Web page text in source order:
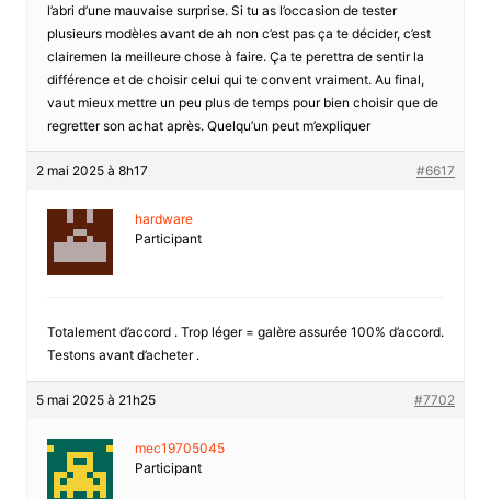
l’abri d’une mauvaise surprise. Si tu as l’occasion de tester
plusieurs modèles avant de ah non c’est pas ça te décider, c’est
clairemen la meilleure chose à faire. Ça te perettra de sentir la
différence et de choisir celui qui te convent vraiment. Au final,
vaut mieux mettre un peu plus de temps pour bien choisir que de
regretter son achat après. Quelqu’un peut m’expliquer
2 mai 2025 à 8h17 #6617
hardware
Participant
Totalement d’accord . Trop léger = galère assurée 100% d’accord.
Testons avant d’acheter .
5 mai 2025 à 21h25 #7702
mec19705045
Participant